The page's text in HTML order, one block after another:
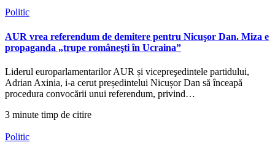
Politic
AUR vrea referendum de demitere pentru Nicuşor Dan. Miza e
propaganda „trupe româneşti în Ucraina”
Liderul europarlamentarilor AUR și vicepreşedintele partidului,
Adrian Axinia, i-a cerut președintelui Nicușor Dan să înceapă
procedura convocării unui referendum, privind…
3 minute timp de citire
Politic